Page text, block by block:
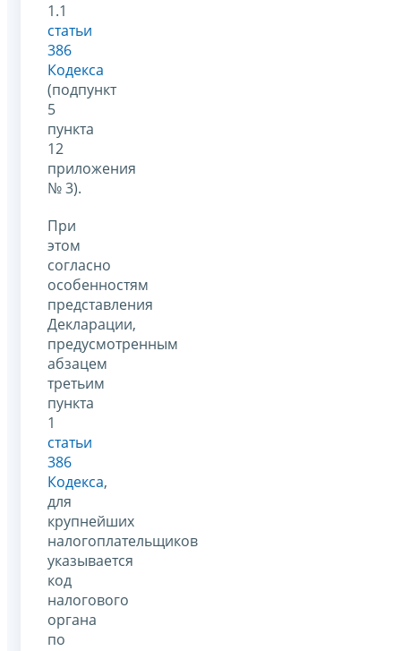
1.1
статьи
386
Кодекса
(подпункт
5
пункта
12
приложения
№ 3).
При
этом
согласно
особенностям
представления
Декларации,
предусмотренным
абзацем
третьим
пункта
1
статьи
386
Кодекса,
для
крупнейших
налогоплательщиков
указывается
код
налогового
органа
по